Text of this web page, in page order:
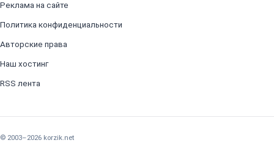
Реклама на сайте
Политика конфиденциальности
Авторские права
Наш хостинг
RSS лента
© 2003–2026 korzik.net